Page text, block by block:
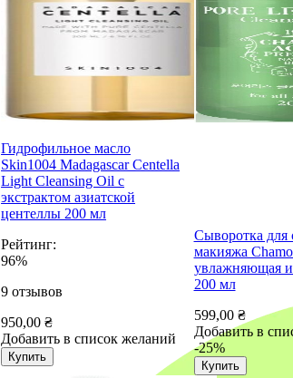
Гидрофильное масло
Skin1004 Madagascar Centella
Light Cleansing Oil с
экстрактом азиатской
центеллы 200 мл
Рейтинг:
96%
9отзывов
950,00 ₴
Добавить в список желаний
Купить
Сыворотка для
макияжа
увлажняющая
200 мл
599,00 ₴
Добавить в
-25%
Купить